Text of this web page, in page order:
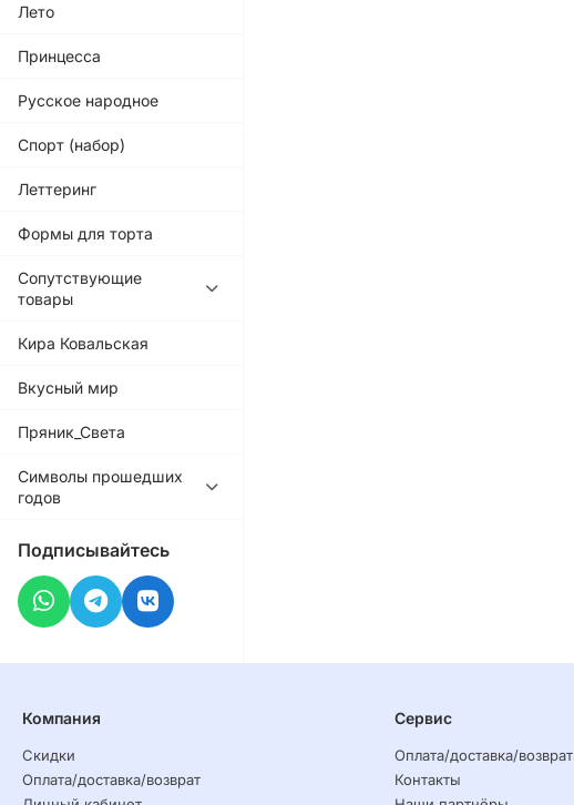
Лето
Принцесса
Русское народное
Спорт (набор)
Леттеринг
Формы для торта
Сопутствующие
товары
Кира Ковальская
Вкусный мир
Пряник_Света
Символы прошедших
годов
Подписывайтесь
Компания
Скидки
Оплата/доставка/возврат
Сервис
Оплата/доставка/возврат
Контакты